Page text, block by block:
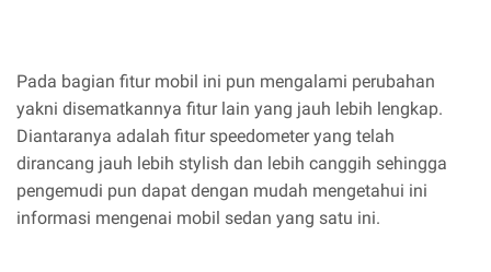
Pada bagian fitur mobil ini pun mengalami perubahan
yakni disematkannya fitur lain yang jauh lebih lengkap.
Diantaranya adalah fitur speedometer yang telah
dirancang jauh lebih stylish dan lebih canggih sehingga
pengemudi pun dapat dengan mudah mengetahui ini
informasi mengenai mobil sedan yang satu ini.